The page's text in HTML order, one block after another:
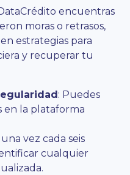
encuentras
moras o retrasos,
estrategias para
y recuperar tu
: Puedes
en la plataforma
una vez cada seis
cualquier